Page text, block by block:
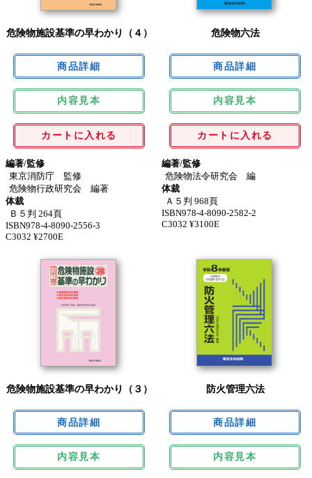
危険物施設基準の早わかり（４）
内容見本
カートに入れる
編著/監修
東京消防庁 監修
危険物行政研究会 編著
体裁
Ｂ５判 264頁
ISBN978-4-8090-2556-3
C3032 ¥2700E
危険物六法
内容見本
カートに入れる
編著/監修
危険物法令研究会 編
体裁
Ａ５判 968頁
ISBN978-4-8090-2582-2
C3032 ¥3100E
危険物施設基準の早わかり（３）
内容見本
防火管理六法
内容見本